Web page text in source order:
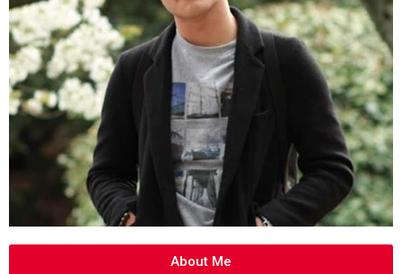
About Me